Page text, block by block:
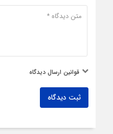
قوانین ارسال دیدگاه
ثبت دیدگاه